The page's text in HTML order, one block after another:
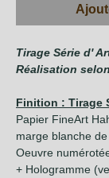
Tirage Série d'
Réalisation
Finition : Tirage
Papier FineArt
marge blanche de
Oeuvre
+ Hologramme